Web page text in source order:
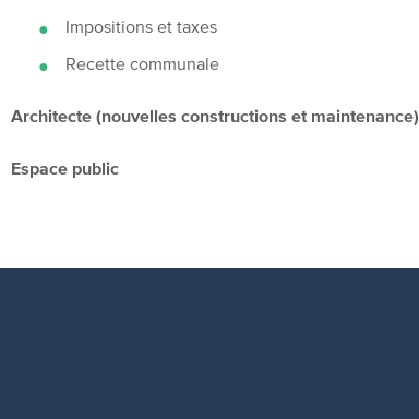
Impositions et taxes
Recette communale
Architecte (nouvelles constructions et maintenance)
Espace public